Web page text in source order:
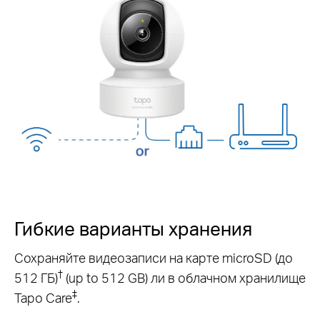
Гибкие варианты хранения
Сохраняйте видеозаписи на карте microSD (до
512 ГБ)† (up to 512 GB) ли в облачном хранилище
Tapo Care‡.